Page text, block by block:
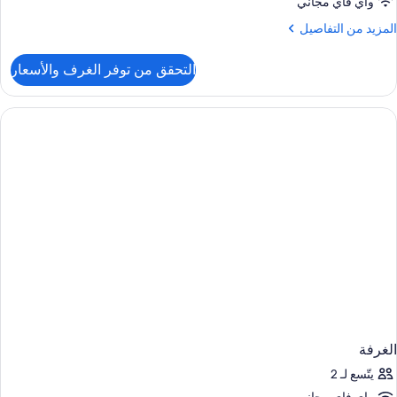
من التفاصيل
التحقق من توفر الغرف والأسعار
يتّسع لـ 2